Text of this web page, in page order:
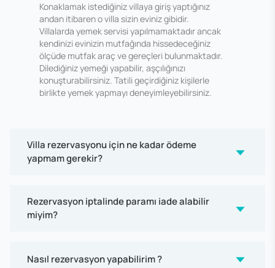
Konaklamak istediğiniz villaya giriş yaptığınız
andan itibaren o villa sizin eviniz gibidir.
Villalarda yemek servisi yapılmamaktadır ancak
kendinizi evinizin mutfağında hissedeceğiniz
ölçüde mutfak araç ve gereçleri bulunmaktadır.
Dilediğiniz yemeği yapabilir, aşçılığınızı
konuşturabilirsiniz. Tatili geçirdiğiniz kişilerle
birlikte yemek yapmayı deneyimleyebilirsiniz.
Villa rezervasyonu için ne kadar ödeme
yapmam gerekir?
Rezervasyon iptalinde paramı iade alabilir
miyim?
Nasıl rezervasyon yapabilirim ?